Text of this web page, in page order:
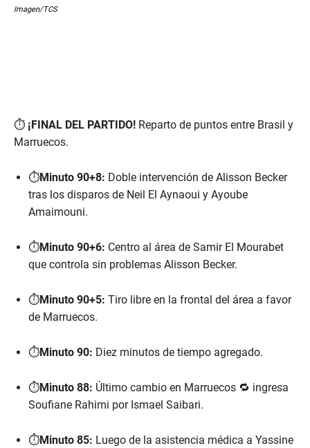
Imagen/TCS
⏱️ ¡FINAL DEL PARTIDO! Reparto de puntos entre Brasil y
Marruecos.
⏱️Minuto 90+8: Doble intervención de Alisson Becker
tras los disparos de Neil El Aynaoui y Ayoube
Amaimouni.
⏱️Minuto 90+6: Centro al área de Samir El Mourabet
que controla sin problemas Alisson Becker.
⏱️Minuto 90+5: Tiro libre en la frontal del área a favor
de Marruecos.
⏱️Minuto 90: Diez minutos de tiempo agregado.
⏱️Minuto 88: Último cambio en Marruecos 🔁 ingresa
Soufiane Rahimi por Ismael Saibari.
⏱️Minuto 85: Luego de la asistencia médica a Yassine